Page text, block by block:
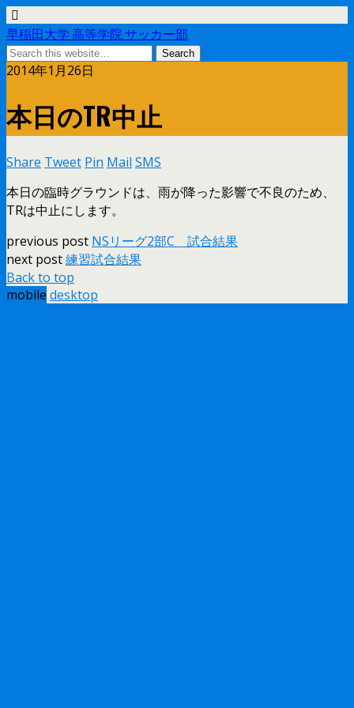
早稲田大学 高等学院 サッカー部
2014年1月26日
本日のTR中止
Share Tweet Pin Mail SMS
本日の臨時グラウンドは、雨が降った影響で不良のため、
TRは中止にします。
previous post NSリーグ2部C 試合結果
next post練習試合結果
Back to top
mobile desktop